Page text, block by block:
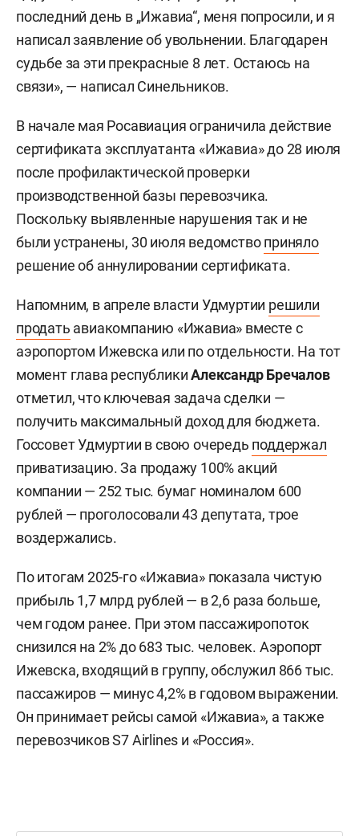
последний день в „Ижавиа“, меня попросили, и я
написал заявление об увольнении. Благодарен
судьбе за эти прекрасные 8 лет. Остаюсь на
связи», — написал Синельников.
В начале мая Росавиация ограничила действие
сертификата эксплуатанта «Ижавиа» до 28 июля
после профилактической проверки
производственной базы перевозчика.
Поскольку выявленные нарушения так и не
были устранены, 30 июля ведомствоприняло
решение об аннулировании сертификата.
Напомним, в апреле власти Удмуртии решили
продать авиакомпанию «Ижавиа» вместе с
аэропортом Ижевска или по отдельности. На тот
момент глава республикиАлександр Бречалов
отметил, что ключевая задача сделки —
получить максимальный доход для бюджета.
Госсовет Удмуртии в свою очередь поддержал
приватизацию. За продажу 100% акций
компании — 252 тыс. бумаг номиналом 600
рублей — проголосовали 43 депутата, трое
воздержались.
По итогам 2025-го «Ижавиа» показала чистую
прибыль 1,7 млрд рублей — в 2,6 раза больше,
чем годом ранее. При этом пассажиропоток
снизился на 2% до 683 тыс. человек. Аэропорт
Ижевска, входящий в группу, обслужил 866 тыс.
пассажиров — минус 4,2% в годовом выражении.
Он принимает рейсы самой «Ижавиа», а также
перевозчиков S7 Airlines и «Россия».